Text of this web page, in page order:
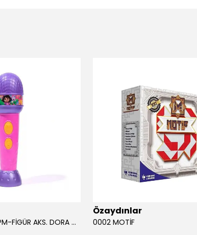
00009749 SUN-SPM-FİGÜR AKS. DORA MİKROFON YAĞMUR ORMANI RİTMİ (DORA) SESLİ
Özaydınlar
0002 MOTİF